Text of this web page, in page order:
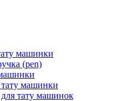
машинки
(pen)
машинки
тату машинок